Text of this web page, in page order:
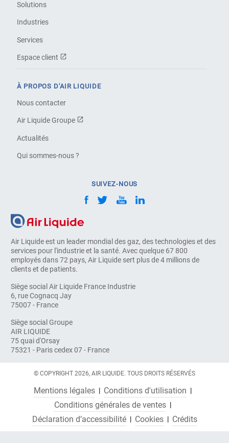
Air Liquide est un leader mondial des gaz, des technologies et des
services pour l'industrie et la santé. Avec quelque 67 800
employés dans 72 pays, Air Liquide sert plus de 4 millions de
clients et de patients.
Siège social Air Liquide France Industrie
6, rue Cognacq Jay
75007 - France
Siège social Groupe
AIR LIQUIDE
75 quai d'Orsay
75321 - Paris cedex 07 - France
Solutions
Industries
Services
Espace client
À PROPOS D'AIR LIQUIDE
Nous contacter
Air Liquide Groupe
Actualités
Qui sommes-nous ?
SUIVEZ-NOUS
© COPYRIGHT 2026, AIR LIQUIDE. TOUS DROITS RÉSERVÉS
Mentions légales
Conditions d'utilisation
Conditions générales de ventes
Déclaration d’accessibilité
Cookies Crédits